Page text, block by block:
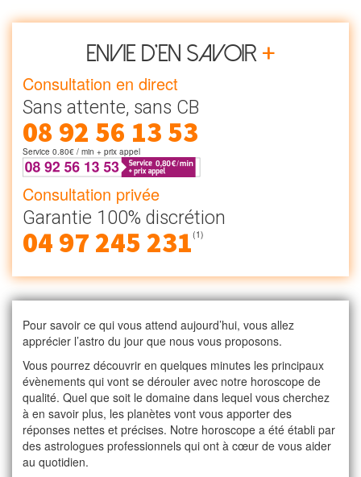
Envie d’en savoir +
Consultation en direct
Sans attente, sans CB
08 92 56 13 53
Service 0.80€ / min + prix appel
Consultation privée
Garantie 100% discrétion
04 97 245 231(1)
Pour savoir ce qui vous attend aujourd’hui, vous allez
apprécier l’astro du jour que nous vous proposons.
Vous pourrez découvrir en quelques minutes les principaux
évènements qui vont se dérouler avec notre horoscope de
qualité. Quel que soit le domaine dans lequel vous cherchez
à en savoir plus, les planètes vont vous apporter des
réponses nettes et précises. Notre horoscope a été établi par
des astrologues professionnels qui ont à cœur de vous aider
au quotidien.